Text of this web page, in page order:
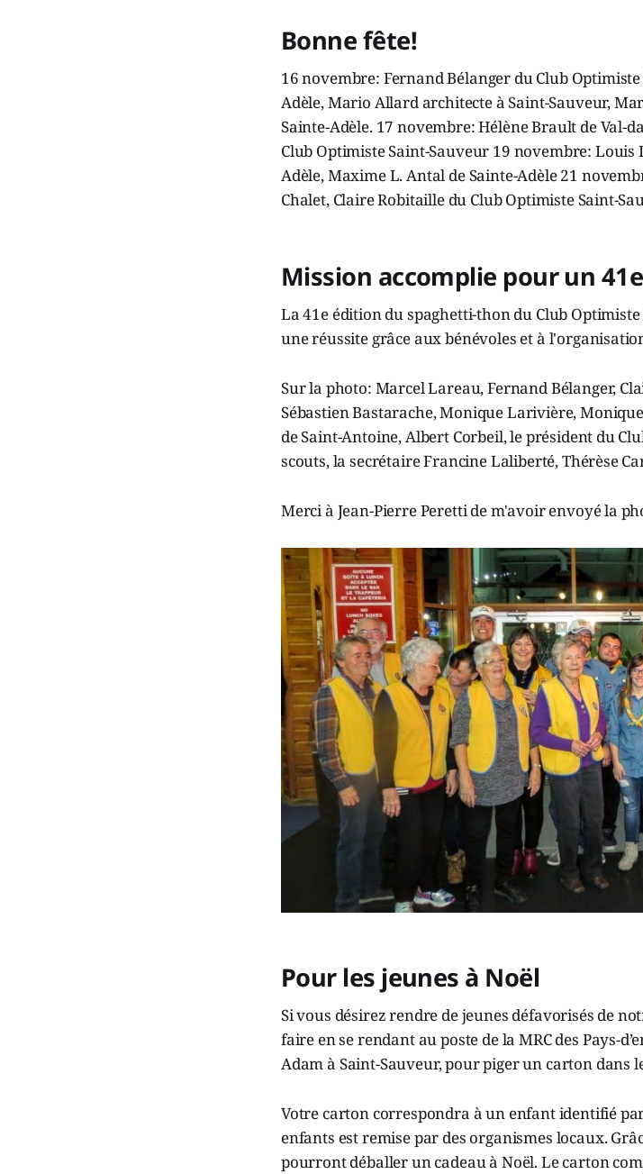
Bonne fête!
16 novembre: Fernand Bélanger du Club
Adèle, Mario Allard architecte à Saint-Sauveur,
Sainte-Adèle. 17 novembre: Hélène Brault de Val-
Club Optimiste Saint-Sauveur 19 novembre: Louis
Adèle, Maxime L. Antal de Sainte-Adèle 21
Chalet, Claire Robitaille du Club Optimiste Saint-
Mission accomplie pour un
La 41e édition du spaghetti-thon du Club
une réussite grâce aux bénévoles et à
Sur la photo: Marcel Lareau, Fernand Bélanger,
Sébastien Bastarache, Monique Larivière,
de Saint-Antoine, Albert Corbeil, le président du
scouts, la secrétaire Francine Laliberté, Thérèse
Merci à Jean-Pierre Peretti de m'avoir envoyé la
Pour les jeunes à Noël
Si vous désirez rendre de jeunes défavorisés de
faire en se rendant au poste de la MRC des Pays-
Adam à Saint-Sauveur, pour piger un carton dans
Votre carton correspondra à un enfant identifié
enfants est remise par des organismes locaux.
pourront déballer un cadeau à Noël. Le carton